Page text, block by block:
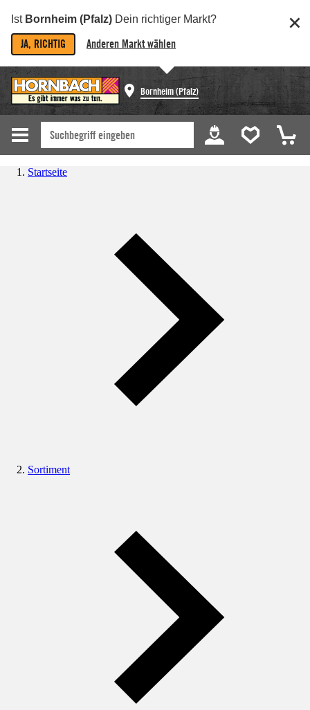
Ist Bornheim (Pfalz) Dein richtiger Markt?
JA, RICHTIG Anderen Markt wählen
Bornheim (Pfalz)
Startseite
Sortiment